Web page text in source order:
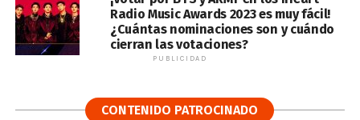
Radio Music Awards 2023 es muy fácil!
¿Cuántas nominaciones son y cuándo
cierran las votaciones?
PUBLICIDAD
CONTENIDO PATROCINADO